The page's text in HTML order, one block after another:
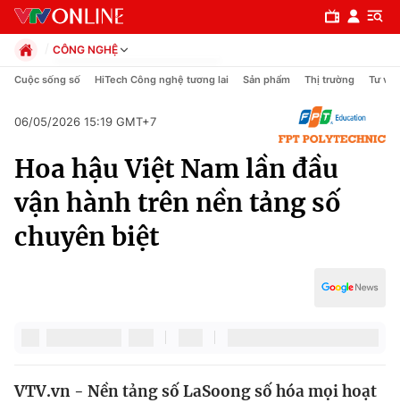
Chính trị
Xã hội
Thế giới
CÔNG NGHỆ
Chính trị
Pháp luật
Thể thao
Truyền hình
Văn hóa - Giải trí
Y tế
Cuộc sống số HiTech Công nghệ tương lai Sản phẩm Thị trường Tư vấn
06/05/2026 15:19 GMT+7
Hoa hậu Việt Nam lần đầu
vận hành trên nền tảng số
chuyên biệt
VTV.vn - Nền tảng số LaSoong số hóa mọi hoạt